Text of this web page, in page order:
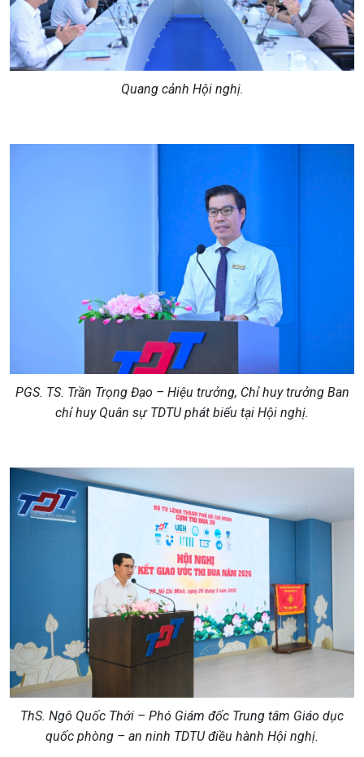
Quang cảnh Hội nghị.
PGS. TS. Trần Trọng Đạo – Hiệu trưởng, Chỉ huytrưởng Ban
chỉ huy Quân sự TDTU phát biểu tại Hội nghị.
ThS. Ngô Quốc Thới – Phó Giám đốc Trung tâm Giáo dục
quốc phòng – an ninh TDTU điều hành Hội nghị.